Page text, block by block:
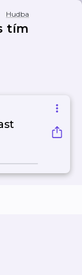
Hudba
tím